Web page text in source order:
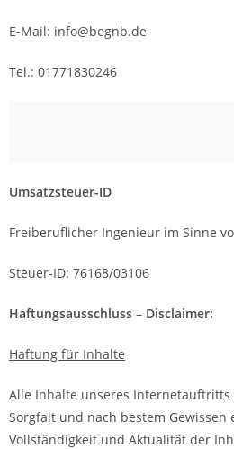
E-Mail: info@begnb.de
Tel.: 01771830246
Umsatzsteuer-ID
Freiberuflicher Ingenieur im Sinne
Steuer-ID: 76168/03106
Haftungsausschluss – Disclaimer:
Haftung für Inhalte
Alle Inhalte unseres
Sorgfalt und nach bestem
Vollständigkeit und Aktualität der